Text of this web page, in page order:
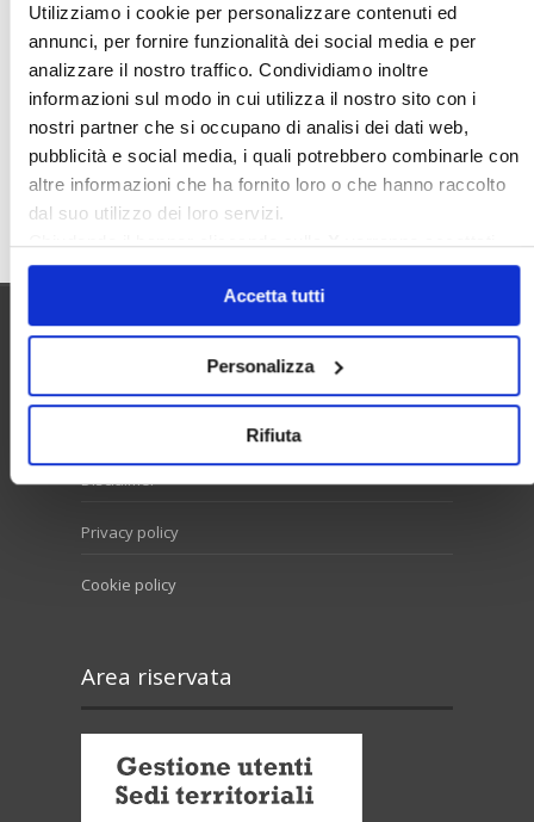
Utilizziamo i cookie per personalizzare contenuti ed
annunci, per fornire funzionalità dei social media e per
analizzare il nostro traffico. Condividiamo inoltre
informazioni sul modo in cui utilizza il nostro sito con i
nostri partner che si occupano di analisi dei dati web,
pubblicità e social media, i quali potrebbero combinarle con
altre informazioni che ha fornito loro o che hanno raccolto
dal suo utilizzo dei loro servizi.
Chiudendo il banner cliccando sullaXverranno accettati
solo i cookie necessari.
Accetta tutti
Personalizza
Rifiuta
Ruderi
Sicurezza
Sommerso
Sunia
Trasferimenti
Treviso
Valore Case
Disclaimer
Privacy policy
Cookie policy
Area riservata